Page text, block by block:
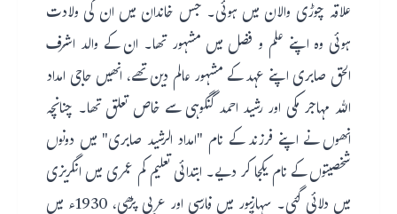
علاقہ چوڑی والان میں ہوئی۔ جس خاندان میں ان کی ولادت
ہوئی وہ اپنے علم و فضل میں مشہور تھا۔ ان کے والد اشرف
الحق صابری اپنے عہد کے مشہور عالم دین تھے، انھیں حاجی امداد
اللہ مہاجر مکی اور رشید احمد گنگوہی سے خاص تعلق تھا۔ چنانچہ
انھوں نے اپنے فرزند کے نام "امداد الرشید صابری" میں دونوں
شخصیتوں کے نام یکجا کر دیے۔ ابتدائی تعلیم کم عمری میں انگریزی